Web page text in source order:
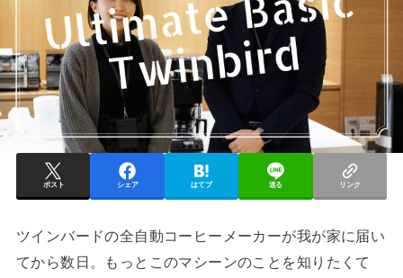
ポスト シェア はてブ 送る リンク
ツインバードの全自動コーヒーメーカーが我が家に届い
てから数日。もっとこのマシーンのことを知りたくて